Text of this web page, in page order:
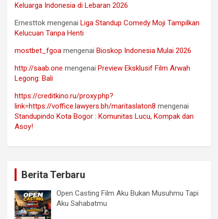
Keluarga Indonesia di Lebaran 2026
Ernesttok mengenai Liga Standup Comedy Moji Tampilkan
Kelucuan Tanpa Henti
mostbet_fgoa mengenai Bioskop Indonesia Mulai 2026
http://saab.one mengenai Preview Eksklusif Film Arwah
Legong: Bali
https://creditkino.ru/proxy.php?
link=https://voffice.lawyers.bh/maritaslaton8 mengenai
Standupindo Kota Bogor : Komunitas Lucu, Kompak dan
Asoy!
Berita Terbaru
Open Casting Film Aku Bukan Musuhmu Tapi
Aku Sahabatmu